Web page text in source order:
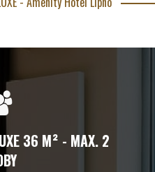
36 M² - MAX. 2